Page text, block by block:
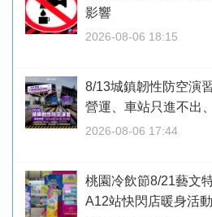
影響
2026-08-06 18:15
8/13城鎮韌性防空演
營運、車站只進不出
2026-08-06 17:44
桃園冷飲節8/21藝文
A12站快閃店暖身活